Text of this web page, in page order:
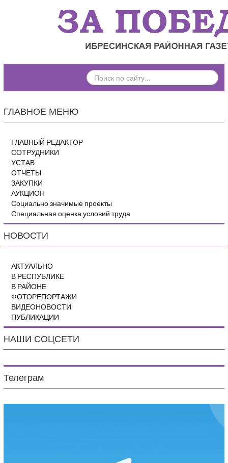
ПОИСК
ПО
ГЛАВНОЕ МЕНЮ
ГЛАВНЫЙ РЕДАКТОР
СОТРУДНИКИ
УСТАВ
ОТЧЕТЫ
ЗАКУПКИ
АУКЦИОН
Социально значимые проекты
Специальная оценка условий труда
НОВОСТИ
АКТУАЛЬНО
В РЕСПУБЛИКЕ
В РАЙОНЕ
ФОТОРЕПОРТАЖИ
ВИДЕОНОВОСТИ
ПУБЛИКАЦИИ
НАШИ СОЦСЕТИ
Телеграм